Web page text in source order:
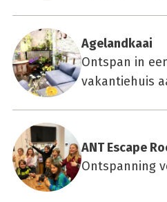
Age­land­kaai
Ontspan in
vakantiehuis
ANT Esca­pe
Ontspanning